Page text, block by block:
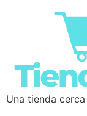
Una tienda